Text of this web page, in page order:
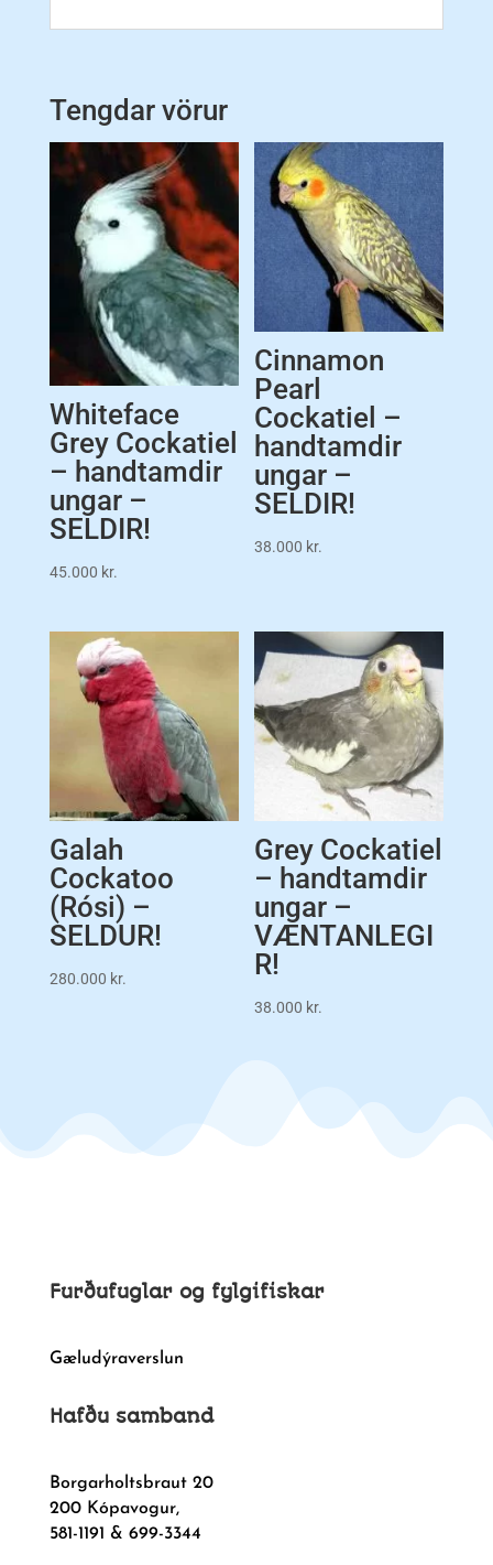
Tengdar vörur
Whiteface
Grey Cockatiel
– handtamdir
ungar –
SELDIR!
45.000 kr.
Cinnamon
Pearl
Cockatiel –
handtamdir
ungar –
SELDIR!
38.000 kr.
Galah
Cockatoo
(Rósi) –
SELDUR!
280.000 kr.
Grey Cockatiel
– handtamdir
ungar –
VÆNTANLEGI
R!
38.000 kr.
Furðufuglar og fylgifiskar
Gæludýraverslun
Hafðu samband
Borgarholtsbraut 20
200 Kópavogur,
581-1191 & 699-3344